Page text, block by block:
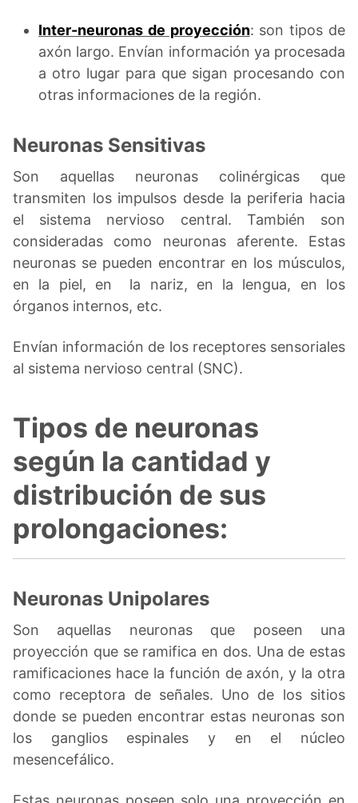
Inter-neuronas de proyección: son tipos de
axón largo. Envían información ya procesada
a otro lugar para que sigan procesando con
otras informaciones de la región.
Neuronas Sensitivas
Son aquellas neuronas colinérgicas que
transmiten los impulsos desde la periferia hacia
el sistema nervioso central. También son
consideradas como neuronas aferente. Estas
neuronas se pueden encontrar en los músculos,
en la piel, en la nariz, en la lengua, en los
órganos internos, etc.
Envían información de los receptores sensoriales
al sistema nervioso central (SNC).
Tipos de neuronas
según la cantidad y
distribución de sus
prolongaciones:
Neuronas Unipolares
Son aquellas neuronas que poseen una
proyección que se ramifica en dos. Una de estas
ramificaciones hace la función de axón, y la otra
como receptora de señales. Uno de los sitios
donde se pueden encontrar estas neuronas son
los ganglios espinales y en el núcleo
mesencefálico.